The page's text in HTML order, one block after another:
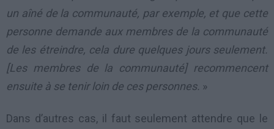
un aîné de la communauté, par exemple, et que cette
personne demande aux membres de la communauté
de les étreindre, cela dure quelques jours seulement.
[Les membres de la communauté] recommencent
ensuite à se tenir loin de ces personnes. »
Dans d’autres cas, il faut seulement attendre que le